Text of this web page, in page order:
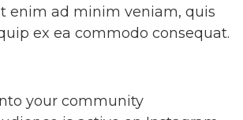
enim ad minim veniam, quis
ex ea commodo consequat.
your community